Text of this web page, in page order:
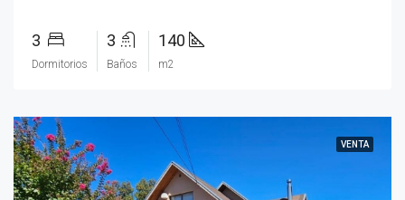
3
Dormitorios
3
Baños
140
m2
VENTA